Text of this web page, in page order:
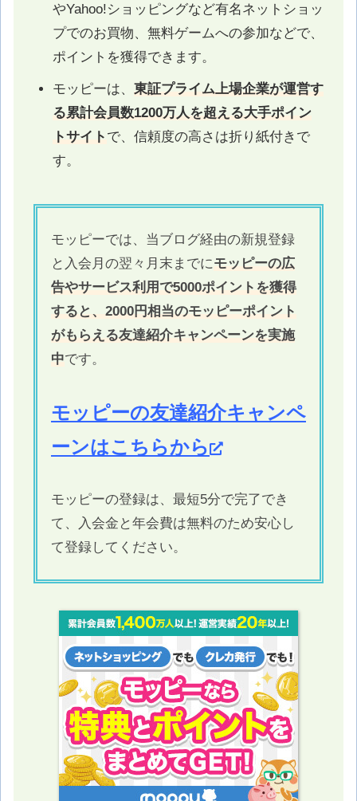
やYahoo!ショッピングなど有名ネットショッ
プでのお買物、無料ゲームへの参加などで、
ポイントを獲得できます。
モッピーは、 東証プライム上場企業が運営す
る累計会員数1200万人を超える大手ポイン
トサイト で、信頼度の高さは折り紙付きで
す。
モッピーでは、当ブログ経由の新規登録
と入会月の翌々月末までにモッピーの広
告やサービス利用で5000ポイントを獲得
すると、2000円相当のモッピーポイント
がもらえる友達紹介キャンペーンを実施
中です。
モッピーの友達紹介キャンペ
ーンはこちらから
モッピーの登録は、最短5分で完了でき
て、入会金と年会費は無料のため安心し
て登録してください。